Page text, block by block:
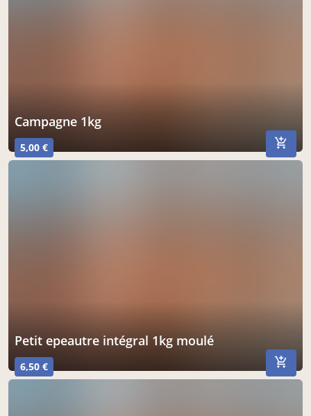
campagne 1kg
5,00 €
petit epeautre intégral 1kg moulé
6,50 €